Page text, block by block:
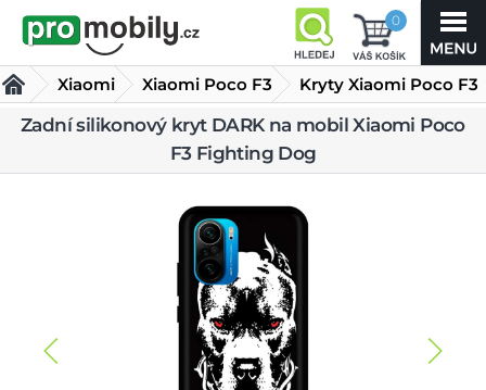
0
Xiaomi Xiaomi Poco F3
Kryty Xiaomi Poco F3
Zadní silikonový
Zadní silikonový kryt DARK na mobil Xiaomi Poco
F3 Fighting Dog